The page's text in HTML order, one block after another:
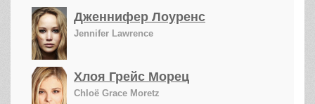
Дженнифер Лоуренс
Jennifer Lawrence
Хлоя Грейс Морец
Chloë Grace Moretz